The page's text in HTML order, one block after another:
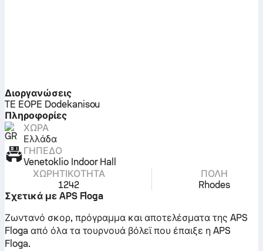
Διοργανώσεις
TE EOPE Dodekanisou
Πληροφορίες
ΧΏΡΑ
Ελλάδα
ΓΉΠΕΔΟ
Venetoklio Indoor Hall
ΧΩΡΗΤΙΚΌΤΗΤΑ
1242
ΠΌΛΗ
Rhodes
Σχετικά με APS Floga
Ζωντανό σκορ, πρόγραμμα και αποτελέσματα της APS
Floga από όλα τα τουρνουά βόλεϊ που έπαιξε η APS
Floga.